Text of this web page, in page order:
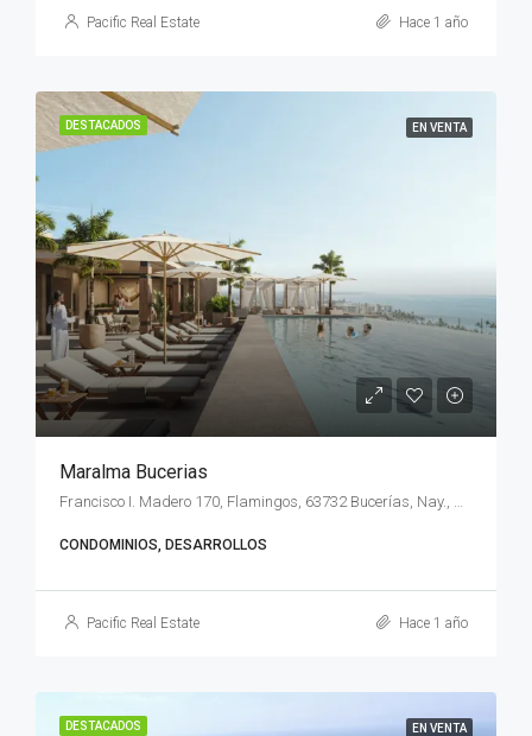
Pacific Real Estate Hace 1 año
DESTACADOS EN VENTA
Maralma Bucerias
Francisco I. Madero 170, Flamingos, 63732 Bucerías, Nay., México
CONDOMINIOS, DESARROLLOS
Pacific Real Estate Hace 1 año
DESTACADOS EN VENTA